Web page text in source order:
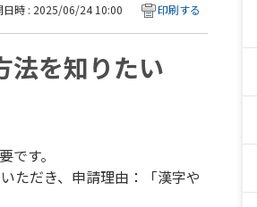
日時 : 2025/06/24 10:00 印刷する
法を知りたい
す。
ただき、申請理由：「漢字や